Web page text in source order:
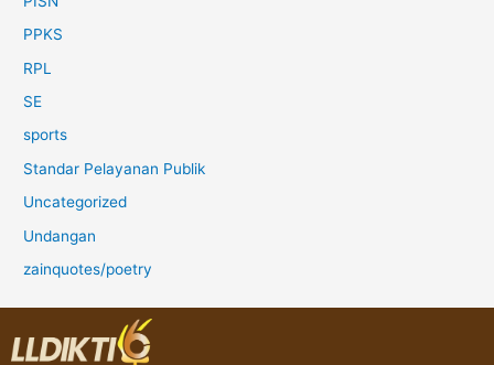
PPKS
RPL
SE
sports
Standar Pelayanan Publik
Uncategorized
Undangan
zainquotes/poetry